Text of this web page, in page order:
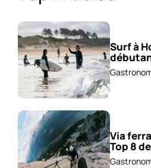
Surf à
écoles !
Via
Top 8